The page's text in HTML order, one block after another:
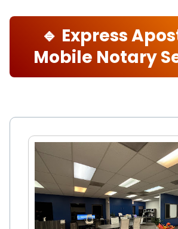
🔹 Express
Mobile Notary